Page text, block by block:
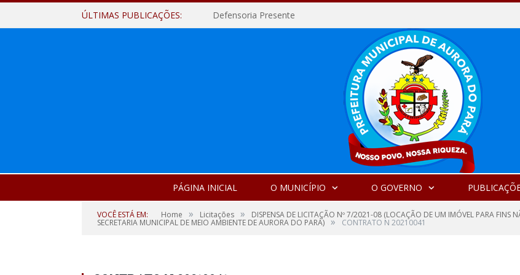
ÚLTIMAS PUBLICAÇÕES: Defensoria Presente
PÁGINA INICIAL O MUNICÍPIO O GOVERNO
VOCÊ ESTÁ EM: Home » Licitações » DISPENSA DE LICITAÇÃO Nº 7/2021-08 (LOCAÇÃO DE UM IMÓVEL PARA FINS
SECRETARIA MUNICIPAL DE MEIO AMBIENTE DE AURORA DO PARÁ) » CONTRATO N 20210041